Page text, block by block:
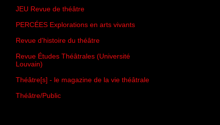
JEU Revue de théâtre
PERCÉES Explorations en arts vivants
Revue d'histoire du théâtre
Revue Études Théâtrales (Université
Louvain)
Théâtre[s] - le magazine de la vie théâtrale
Théâtre/Public